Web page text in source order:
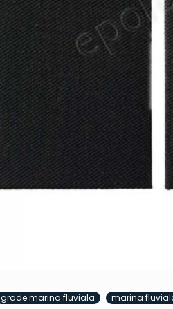
grade marina fluviala marina